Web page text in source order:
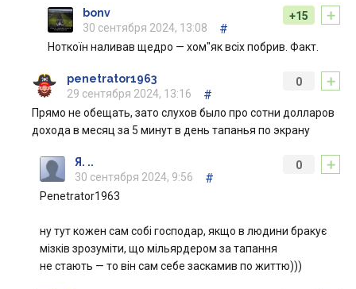
+
+15
bonv
30 сентября 2024, 13:08
#
Ноткоїн наливав щедро — хом"як всіх побрив. Факт.
+
0
penetrator1963
29 сентября 2024, 13:16
#
Прямо не обещать, зато слухов было про сотни долларов
дохода в месяц за 5 минут в день тапанья по экрану
+
0
Я. ..
30 сентября 2024, 9:56
#
Penetrator1963
ну тут кожен сам собі господар, якщо в людини бракує
мізків зрозуміти, що мільярдером за тапання
не стають — то він сам себе заскамив по життю)))